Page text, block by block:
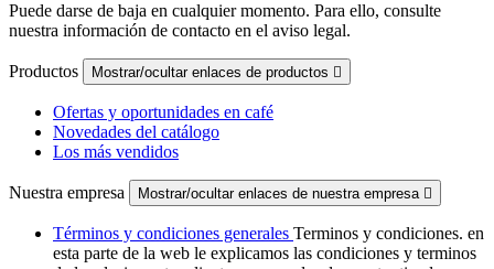
Puede darse de baja en cualquier momento. Para ello, consulte
nuestra información de contacto en el aviso legal.
Productos Mostrar/ocultar enlaces de productos 
Ofertas y oportunidades en café
Novedades del catálogo
Los más vendidos
Nuestra empresa Mostrar/ocultar enlaces de nuestra empresa 
Términos y condiciones generales Terminos y condiciones. en
esta parte de la web le explicamos las condiciones y terminos